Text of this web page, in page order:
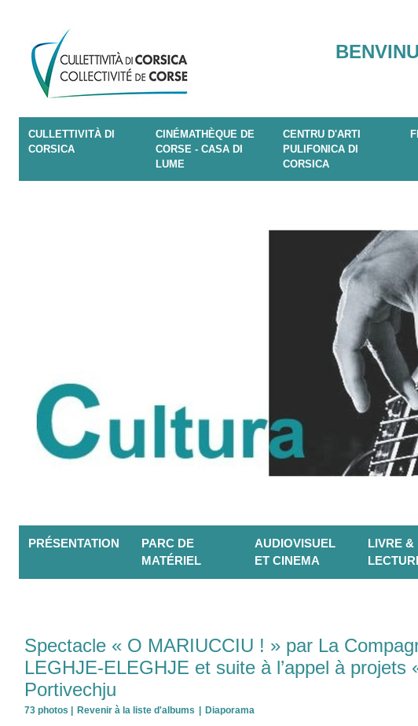
CULLETTIVITÀ DI
CORSICA
CINÉMATHÈQUE DE
CORSE - CASA DI
LUME
CENTRU D'ARTI
PULIFONICA DI
CORSICA
PRÉSENTATION
PARC DE
MATÉRIEL
AUDIOVISUEL
ET CINEMA
LIVRE &
Spectacle « O MARIUCCIU ! » par La
LEGHJE-ELEGHJE et suite à l’appel à
Portivechju
73 photos Revenir à la liste d'albums Diaporama